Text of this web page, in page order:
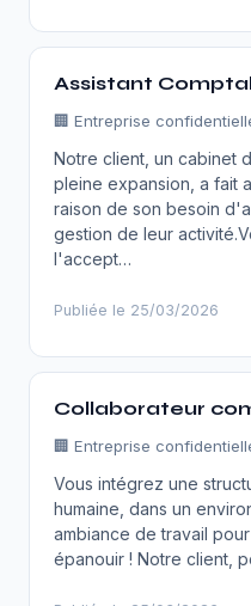
Assistant
🏢 Entreprise
Notre client, un cabinet
pleine expansion, a fait
raison de son besoin
gestion de leur
l'accept…
Publiée le 25/03/2026
Collaborateur
🏢 Entreprise
Vous intégrez une
humaine, dans un
ambiance de travail
épanouir ! Notre client,